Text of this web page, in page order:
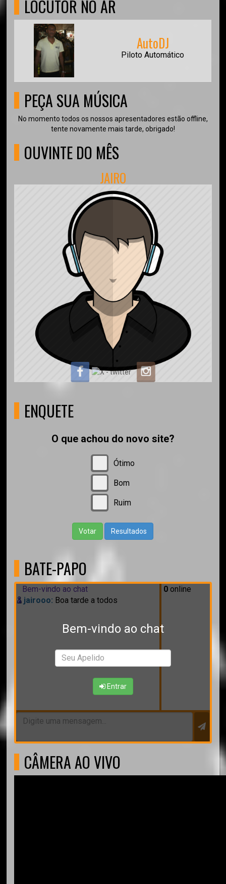
LOCUTOR NO AR
AutoDJ
Piloto Automático
PEÇA SUA MÚSICA
No momento todos os nossos apresentadores estão offline,
tente novamente mais tarde, obrigado!
OUVINTE DO MÊS
JAIRO
ENQUETE
O que achou do novo site?
Ótimo
Bom
Ruim
Votar Resultados
BATE-PAPO
Bem-vindo ao chat
Entrar
Bem-vindo ao chat
jairooo: Boa tarde a todos
0online
CÂMERA AO VIVO